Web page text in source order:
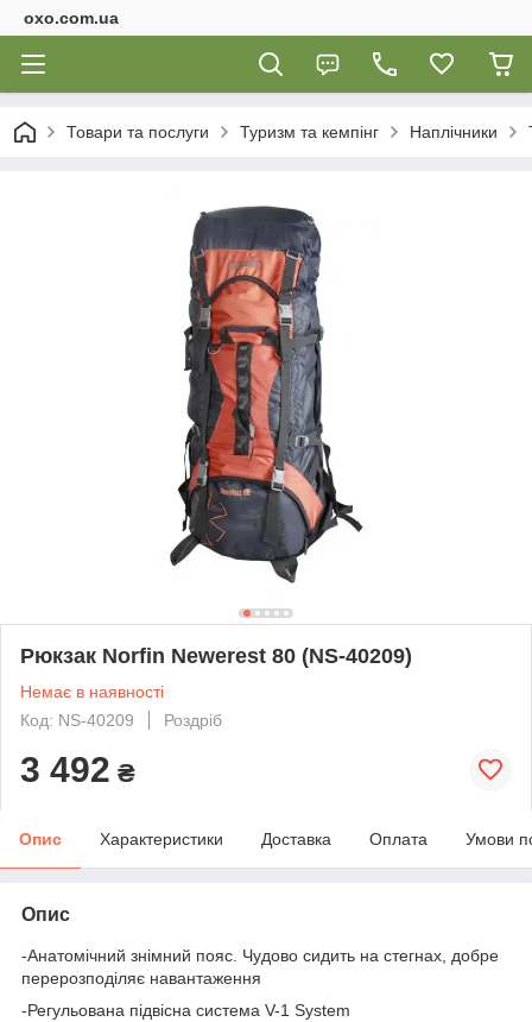
oxo.com.ua
Товари та послуги Туризм та кемпінг Наплічники
Рюкзак Norfin Newerest 80 (NS-40209)
Немає в наявності
Код: NS-40209
Роздріб
3 492 ₴
Опис Характеристики Доставка Оплата Умови
Опис
-Анатомічний знімний пояс. Чудово сидить на стегнах, добре
перерозподіляє навантаження
-Регульована підвісна система V-1 System